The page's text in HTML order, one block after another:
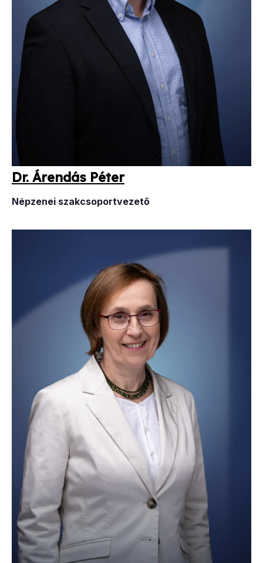
Dr. Áren­dás Pé­ter
Népzenei szakcsoportvezető